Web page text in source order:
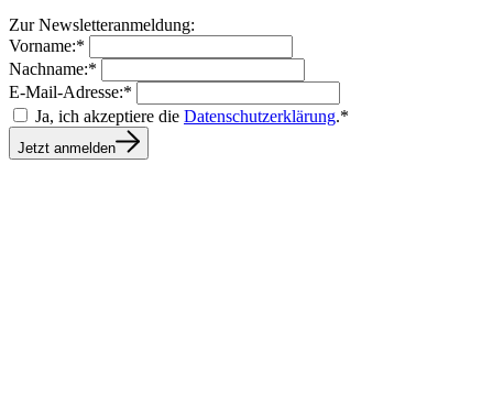
Zur Newsletteranmeldung:
Vorname:*
Nachname:*
E-Mail-Adresse:*
Ja, ich akzeptiere die Datenschutzerklärung.*
Jetzt anmelden